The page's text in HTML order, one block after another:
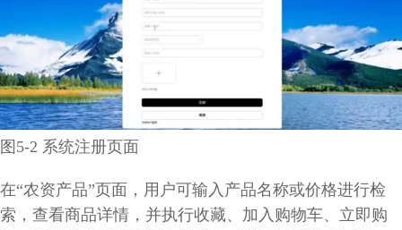
图5-2 系统注册页面
在“农资产品”页面，用户可输入产品名称或价格进行检
索，查看商品详情，并执行收藏、加入购物车、立即购